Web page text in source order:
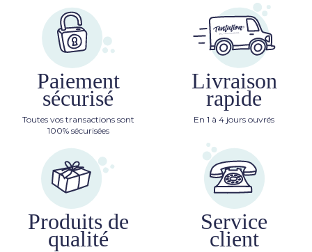
Paiement
sécurisé
Toutes vos transactions sont
100% sécurisées
Livraison
rapide
En 1 à 4 jours ouvrés
Produits de
qualité
Service
client